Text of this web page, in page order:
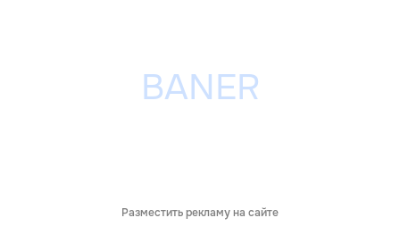
Разместить рекламу на сайте